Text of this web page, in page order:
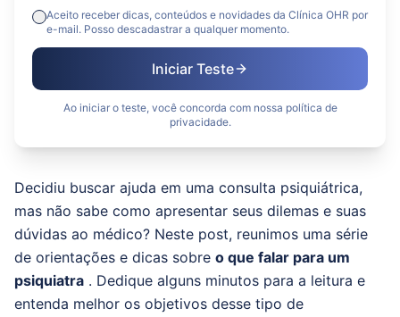
Aceito receber dicas, conteúdos e novidades da Clínica OHR por
e-mail. Posso descadastrar a qualquer momento.
Iniciar Teste
Ao iniciar o teste, você concorda com nossa política de
privacidade.
Decidiu buscar ajuda em uma consulta psiquiátrica,
mas não sabe como apresentar seus dilemas e suas
dúvidas ao médico? Neste post, reunimos uma série
de orientações e dicas sobre o que falar para um
psiquiatra . Dedique alguns minutos para a leitura e
entenda melhor os objetivos desse tipo de